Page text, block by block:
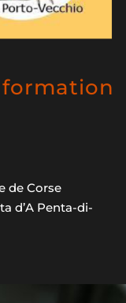
de Corse
d’A Penta-di-